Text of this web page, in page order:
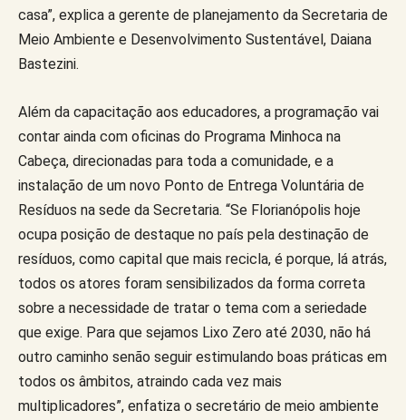
casa”, explica a gerente de planejamento da Secretaria de
Meio Ambiente e Desenvolvimento Sustentável, Daiana
Bastezini.
Além da capacitação aos educadores, a programação vai
contar ainda com oficinas do Programa Minhoca na
Cabeça, direcionadas para toda a comunidade, e a
instalação de um novo Ponto de Entrega Voluntária de
Resíduos na sede da Secretaria. “Se Florianópolis hoje
ocupa posição de destaque no país pela destinação de
resíduos, como capital que mais recicla, é porque, lá atrás,
todos os atores foram sensibilizados da forma correta
sobre a necessidade de tratar o tema com a seriedade
que exige. Para que sejamos Lixo Zero até 2030, não há
outro caminho senão seguir estimulando boas práticas em
todos os âmbitos, atraindo cada vez mais
multiplicadores”, enfatiza o secretário de meio ambiente